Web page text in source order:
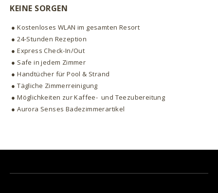
KEINE SORGEN
● Kostenloses WLAN im gesamten Resort
● 24-Stunden Rezeption
● Express Check-In/Out
● Safe in jedem Zimmer
● Handtücher für Pool & Strand
● Tägliche Zimmerreinigung
● Möglichkeiten zur Kaffee- und Teezubereitung
● Aurora Senses Badezimmerartikel